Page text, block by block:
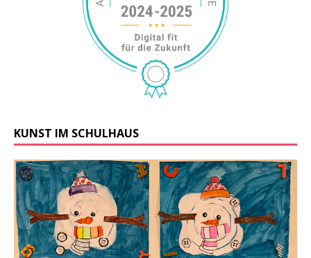
KUNST IM SCHULHAUS